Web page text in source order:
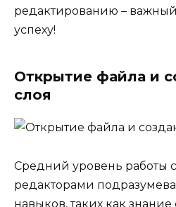
редактированию –
успеху!
Открытие файла и
слоя
Средний уровень работы
редакторами
навыков, таких как